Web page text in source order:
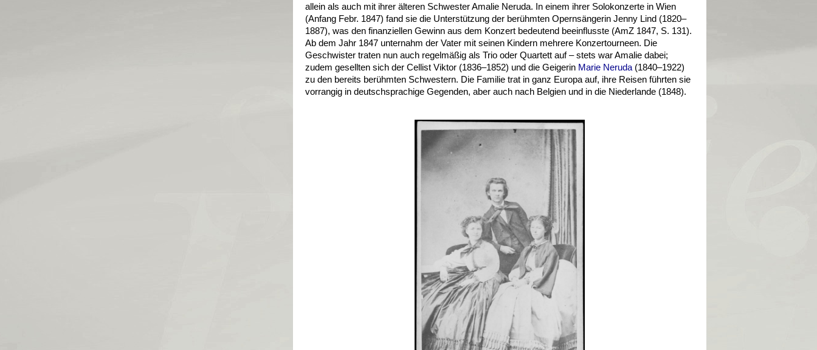
allein als auch mit ihrer älteren Schwester Amalie Neruda. In einem ihrer Solokonzerte in Wien
(Anfang Febr. 1847) fand sie die Unterstützung der berühmten Opernsängerin Jenny Lind (1820–
1887), was den finanziellen Gewinn aus dem Konzert bedeutend beeinflusste (AmZ 1847, S. 131).
Ab dem Jahr 1847 unternahm der Vater mit seinen Kindern mehrere Konzertourneen. Die
Geschwister traten nun auch regelmäßig als Trio oder Quartett auf – stets war Amalie dabei;
zudem gesellten sich der Cellist Viktor (1836–1852) und die Geigerin Marie Neruda (1840–1922)
zu den bereits berühmten Schwestern. Die Familie trat in ganz Europa auf, ihre Reisen führten sie
vorrangig in deutschsprachige Gegenden, aber auch nach Belgien und in die Niederlande (1848).